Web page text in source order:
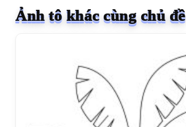
Ảnh tô khác cùng chủ đề